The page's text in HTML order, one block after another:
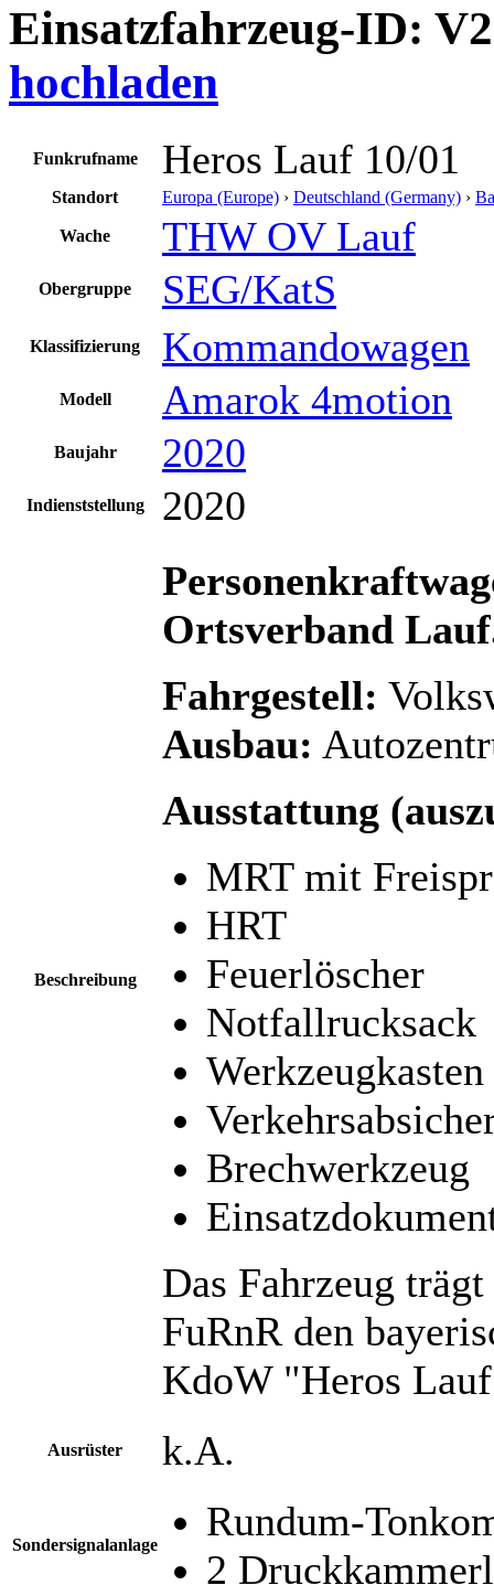
Einsatzfahrzeug-ID:
hochladen
Funkrufname Heros Lauf 10/01
Standort Europa (Europe) › Deutschland (Germany) ›
Wache THW OV Lauf
Obergruppe SEG/KatS
Klassifizierung Kommandowagen
Modell Amarok 4motion
Baujahr 2020
Indienststellung 2020
Beschreibung
Ortsverband
Fahrgestell:
Ausbau:
Ausstattung
MRT mit
HRT
Feuerlöscher
Notfallrucksack
Werkzeugkasten
Brechwerkzeug
Das Fahrzeug
FuRnR den
KdoW "Heros
Ausrüster k.A.
Sondersignalanlage
Rundum-
2